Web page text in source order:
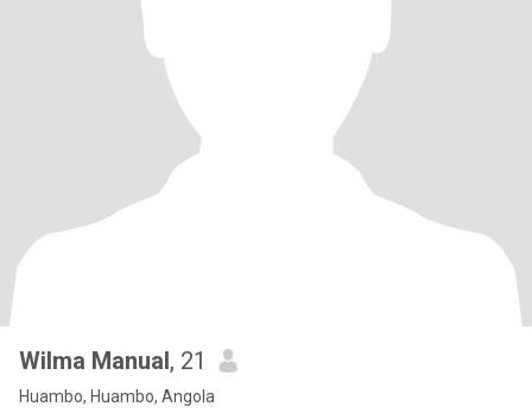
Wilma Manual, 21
Huambo, Huambo, Angola